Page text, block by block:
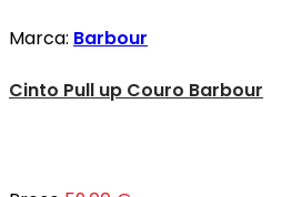
Marca: Barbour
Cinto Pull up Couro Barbour